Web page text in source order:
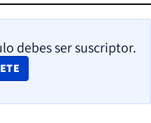
debes ser suscriptor.
WINDOW